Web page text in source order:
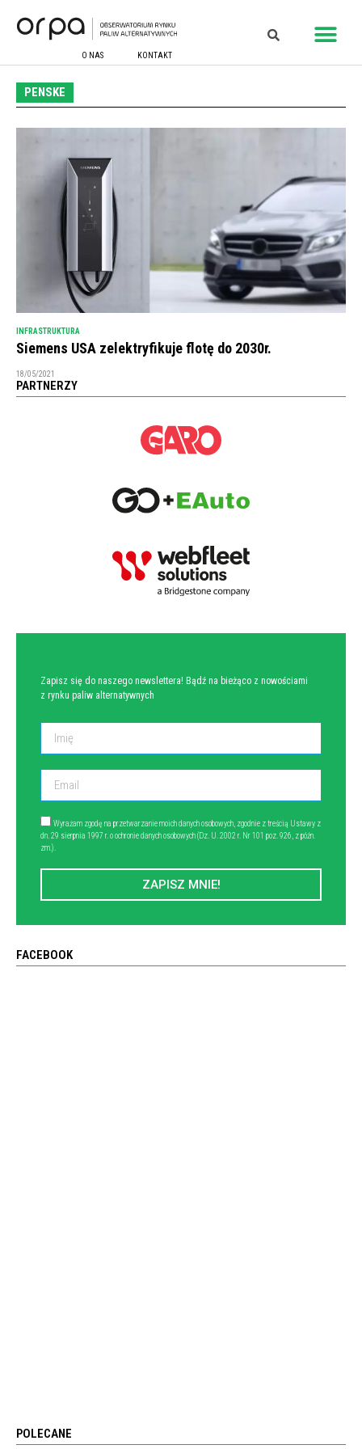
O NAS KONTAKT
PENSKE
INFRASTRUKTURA
Siemens USA zelektryfikuje flotę do 2030r.
18/05/2021
PARTNERZY
Zapisz się do naszego newslettera! Bądź na bieżąco z nowościami
z rynku paliw alternatywnych
Wyrażam zgodę na przetwarzanie moich danych osobowych, zgodnie z treścią Ustawy z
dn. 29 sierpnia 1997 r. o ochronie danych osobowych (Dz. U. 2002 r. Nr 101 poz. 926, z późn.
zm.).
ZAPISZ MNIE!
FACEBOOK
POLECANE